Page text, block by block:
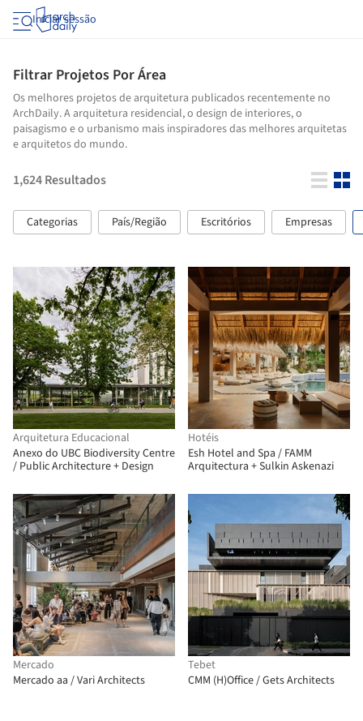
Iniciar sessão
Filtrar Projetos Por Área
Os melhores projetos de arquitetura publicados recentemente no
ArchDaily. A arquitetura residencial, o design de interiores, o
paisagismo e o urbanismo mais inspiradores das melhores arquitetas
e arquitetos do mundo.
1,624Resultados
Categorias País/Região Escritórios Empresas
Arquitetura Educacional
Anexo do UBC Biodiversity Centre
/ Public Architecture + Design
Hotéis
Esh Hotel and Spa / FAMM
Arquitectura + Sulkin Askenazi
Mercado
Mercado aa / Vari Architects
Tebet
CMM (H)Office / Gets Architects